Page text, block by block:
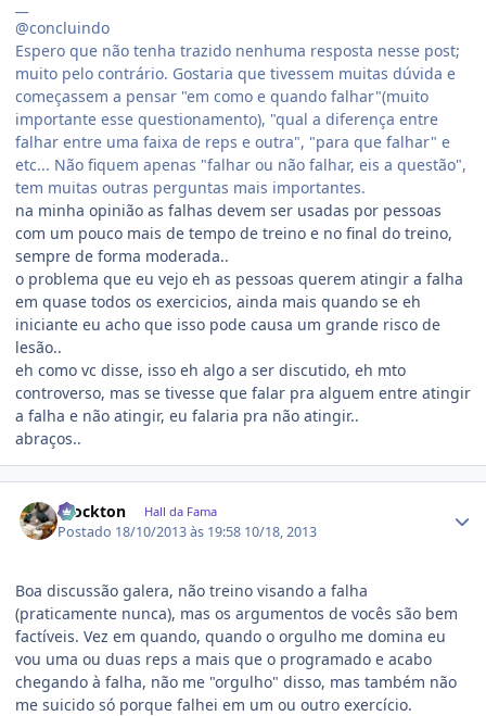
@concluindo
Espero que não tenha trazido nenhuma resposta nesse post;
muito pelo contrário. Gostaria que tivessem muitas dúvida e
começassem a pensar "em como e quando falhar"(muito
importante esse questionamento), "qual a diferença entre
falhar entre uma faixa de reps e outra", "para que falhar" e
etc... Não fiquem apenas "falhar ou não falhar, eis a questão",
tem muitas outras perguntas mais importantes.
na minha opinião as falhas devem ser usadas por pessoas
com um pouco mais de tempo de treino e no final do treino,
sempre de forma moderada..
o problema que eu vejo eh as pessoas querem atingir a falha
em quase todos os exercicios, ainda mais quando se eh
iniciante eu acho que isso pode causa um grande risco de
lesão..
eh como vc disse, isso eh algo a ser discutido, eh mto
controverso, mas se tivesse que falar pra alguem entre atingir
a falha e não atingir, eu falaria pra não atingir..
abraços..
Stockton Hall da Fama
Postado 18/10/2013 às 19:58 10/18, 2013
Boa discussão galera, não treino visando a falha
(praticamente nunca), mas os argumentos de vocês são bem
factíveis. Vez em quando, quando o orgulho me domina eu
vou uma ou duas reps a mais que o programado e acabo
chegando à falha, não me "orgulho" disso, mas também não
me suicido só porque falhei em um ou outro exercício.